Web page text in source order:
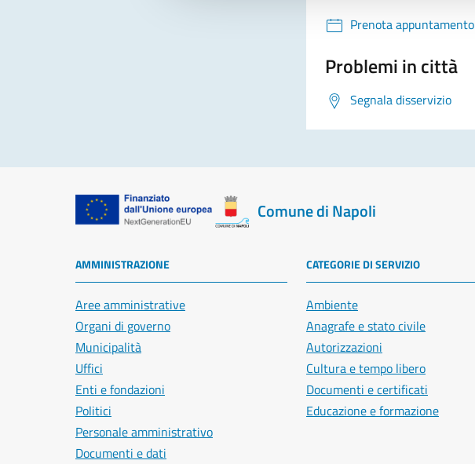
Prenota appuntamento
Problemi in città
Segnala disservizio
Comune di Napoli
AMMINISTRAZIONE
Aree amministrative
Organi di governo
Municipalità
Uffici
Enti e fondazioni
Politici
Personale amministrativo
Documenti e dati
CATEGORIE DI SERVIZIO
Ambiente
Anagrafe e stato civile
Autorizzazioni
Cultura e tempo libero
Documenti e certificati
Educazione e formazione